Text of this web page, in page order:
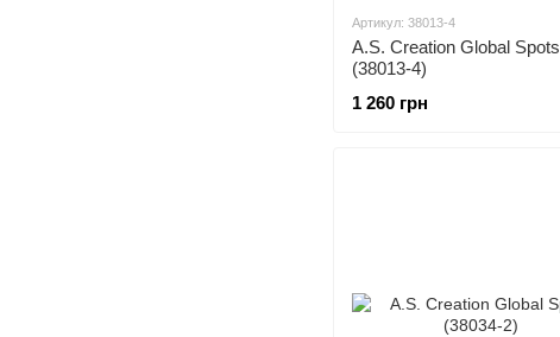
Артикул: 38013-4
A.S. Creation Global Spots
(38013-4)
1 260 грн